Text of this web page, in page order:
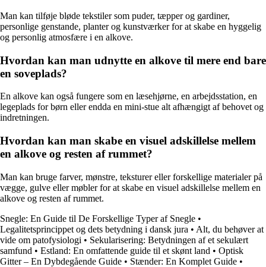
Man kan tilføje bløde tekstiler som puder, tæpper og gardiner,
personlige genstande, planter og kunstværker for at skabe en hyggelig
og personlig atmosfære i en alkove.
Hvordan kan man udnytte en alkove til mere end bare
en soveplads?
En alkove kan også fungere som en læsehjørne, en arbejdsstation, en
legeplads for børn eller endda en mini-stue alt afhængigt af behovet og
indretningen.
Hvordan kan man skabe en visuel adskillelse mellem
en alkove og resten af rummet?
Man kan bruge farver, mønstre, teksturer eller forskellige materialer på
vægge, gulve eller møbler for at skabe en visuel adskillelse mellem en
alkove og resten af rummet.
Snegle: En Guide til De Forskellige Typer af Snegle •
Legalitetsprincippet og dets betydning i dansk jura • Alt, du behøver at
vide om patofysiologi • Sekularisering: Betydningen af et sekulært
samfund • Estland: En omfattende guide til et skønt land • Optisk
Gitter – En Dybdegående Guide • Stænder: En Komplet Guide •